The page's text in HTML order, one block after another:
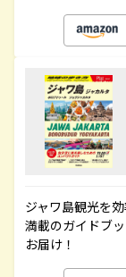
ジャワ島観光を
満載のガイドブ
お届け！